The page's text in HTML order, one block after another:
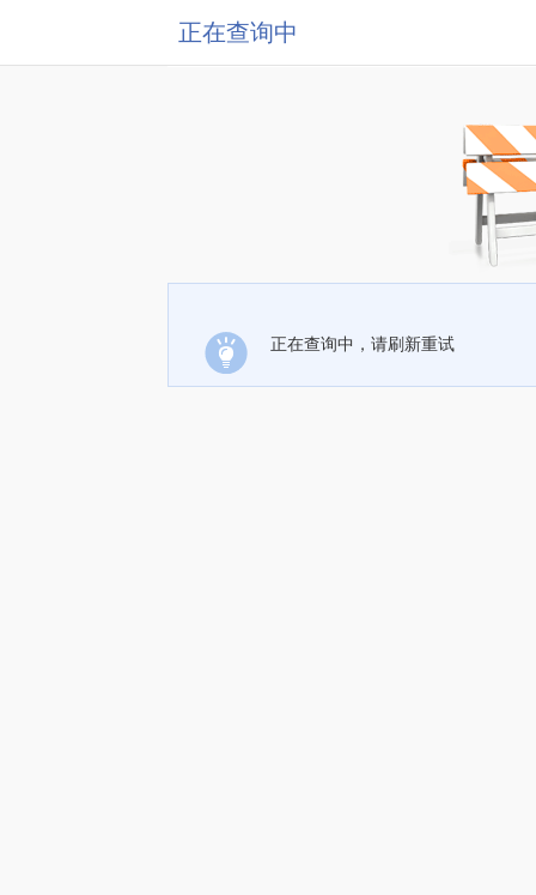
正在查询中
正在查询中，请刷新重试